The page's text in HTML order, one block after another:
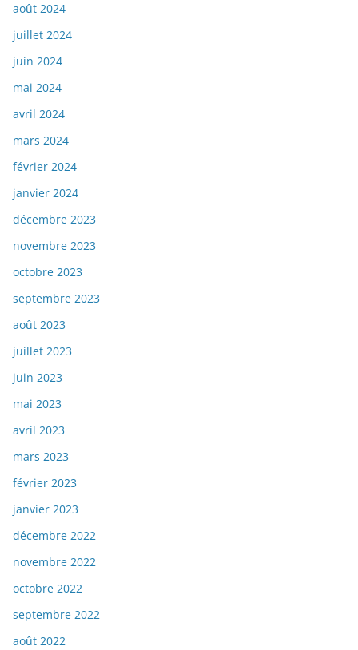
août 2024
juillet 2024
juin 2024
mai 2024
avril 2024
mars 2024
février 2024
janvier 2024
décembre 2023
novembre 2023
octobre 2023
septembre 2023
août 2023
juillet 2023
juin 2023
mai 2023
avril 2023
mars 2023
février 2023
janvier 2023
décembre 2022
novembre 2022
octobre 2022
septembre 2022
août 2022